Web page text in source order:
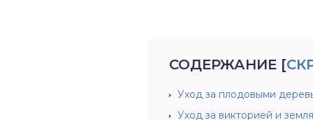
СОДЕРЖАНИЕ [
Уход за плодовыми
Уход за викторией и